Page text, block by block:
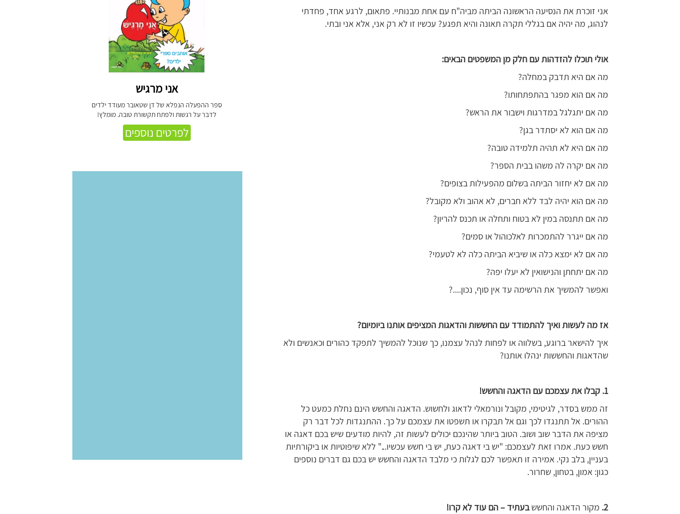
אני זוכרת את הנסיעה הראשונה הביתה מביה"ח עם אחת מבנותיי. פתאום, לרגע אחד, פחדתי
לנהוג, מה יהיה אם בגללי תקרה תאונה והיא תפגע? עכשיו זו לא רק אני, אלא אני ובתי.
אולי תוכלו להזדהות עם חלק מן המשפטים הבאים:
מה אם היא תדבק במחלה?
מה אם הוא מפגר בהתפתחותו?
מה אם יתגלגל במדרגות וישבור את הראש?
מה אם הוא לא יסתדר בגן?
מה אם היא לא תהיה תלמידה טובה?
מה אם יקרה לה משהו בבית הספר?
מה אם לא יחזור הביתה בשלום מהפעילות בצופים?
מה אם הוא יהיה לבד ללא חברים, לא אהוב ולא מקובל?
מה אם תתנסה במין לא בטוח ותחלה או תכנס להריון?
מה אם ייגרר להתמכרות לאלכוהול או סמים?
מה אם לא ימצא כלה או שיביא הביתה כלה לא לטעמי?
מה אם יתחתן והנישואין לא יעלו יפה?
ואפשר להמשיך את הרשימה עד אין סוף, נכון....?
אז מה לעשות ואיך להתמודד עם החששות והדאגות המציפים אותנו ביומיום?
איך להישאר ברוגע, בשלווה או לפחות לנהל עצמנו, כך שנוכל להמשיך לתפקד כהורים וכאנשים ולא
שהדאגות והחששות ינהלו אותנו?
1. קבלו את עצמכם עם הדאגה והחשש!
זה ממש בסדר, לגיטימי, מקובל ונורמאלי לדאוג ולחשוש. הדאגה והחשש הינם נחלת כמעט כל
ההורים. אל תתנגדו לכך וגם אל תבקרו או תשפטו את עצמכם על כך. ההתנגדות לכל דבר רק
מציפה את הדבר שוב ושוב. הטוב ביותר שהינכם יכולים לעשות זה, להיות מודעים שיש בכם דאגה או
חשש כעת. אמרו זאת לעצמכם: "יש בי דאגה כעת, יש בי חשש עכשיו..." ללא שיפוטיות או ביקורתיות
בעניין, בלב נקי. אמירה זו תאפשר לכם לגלות כי מלבד הדאגה והחשש יש בכם גם דברים נוספים
כגון: אמון, בטחון, שחרור.
2
. מקור הדאגה והחששבעתיד – הם עוד לא קרו!
אני מרגיש
ספר ההפעלה הנפלא של דן שטאובר מעודד ילדים
לדבר על רגשות ולפתח תקשורת טובה. מומלץ!
לפרטים נוספים